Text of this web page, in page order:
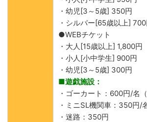
・幼児[3～5歳] 350円
・シルバー[65歳以上]
●WEBチケット
・大人[15歳以上] 1,800円
・小人[小中学生] 900円
・幼児[3～5歳] 300円
■遊戯施設：
・ゴーカート：600円/名
・ミニSL機関車：350円/
・迷路：350円